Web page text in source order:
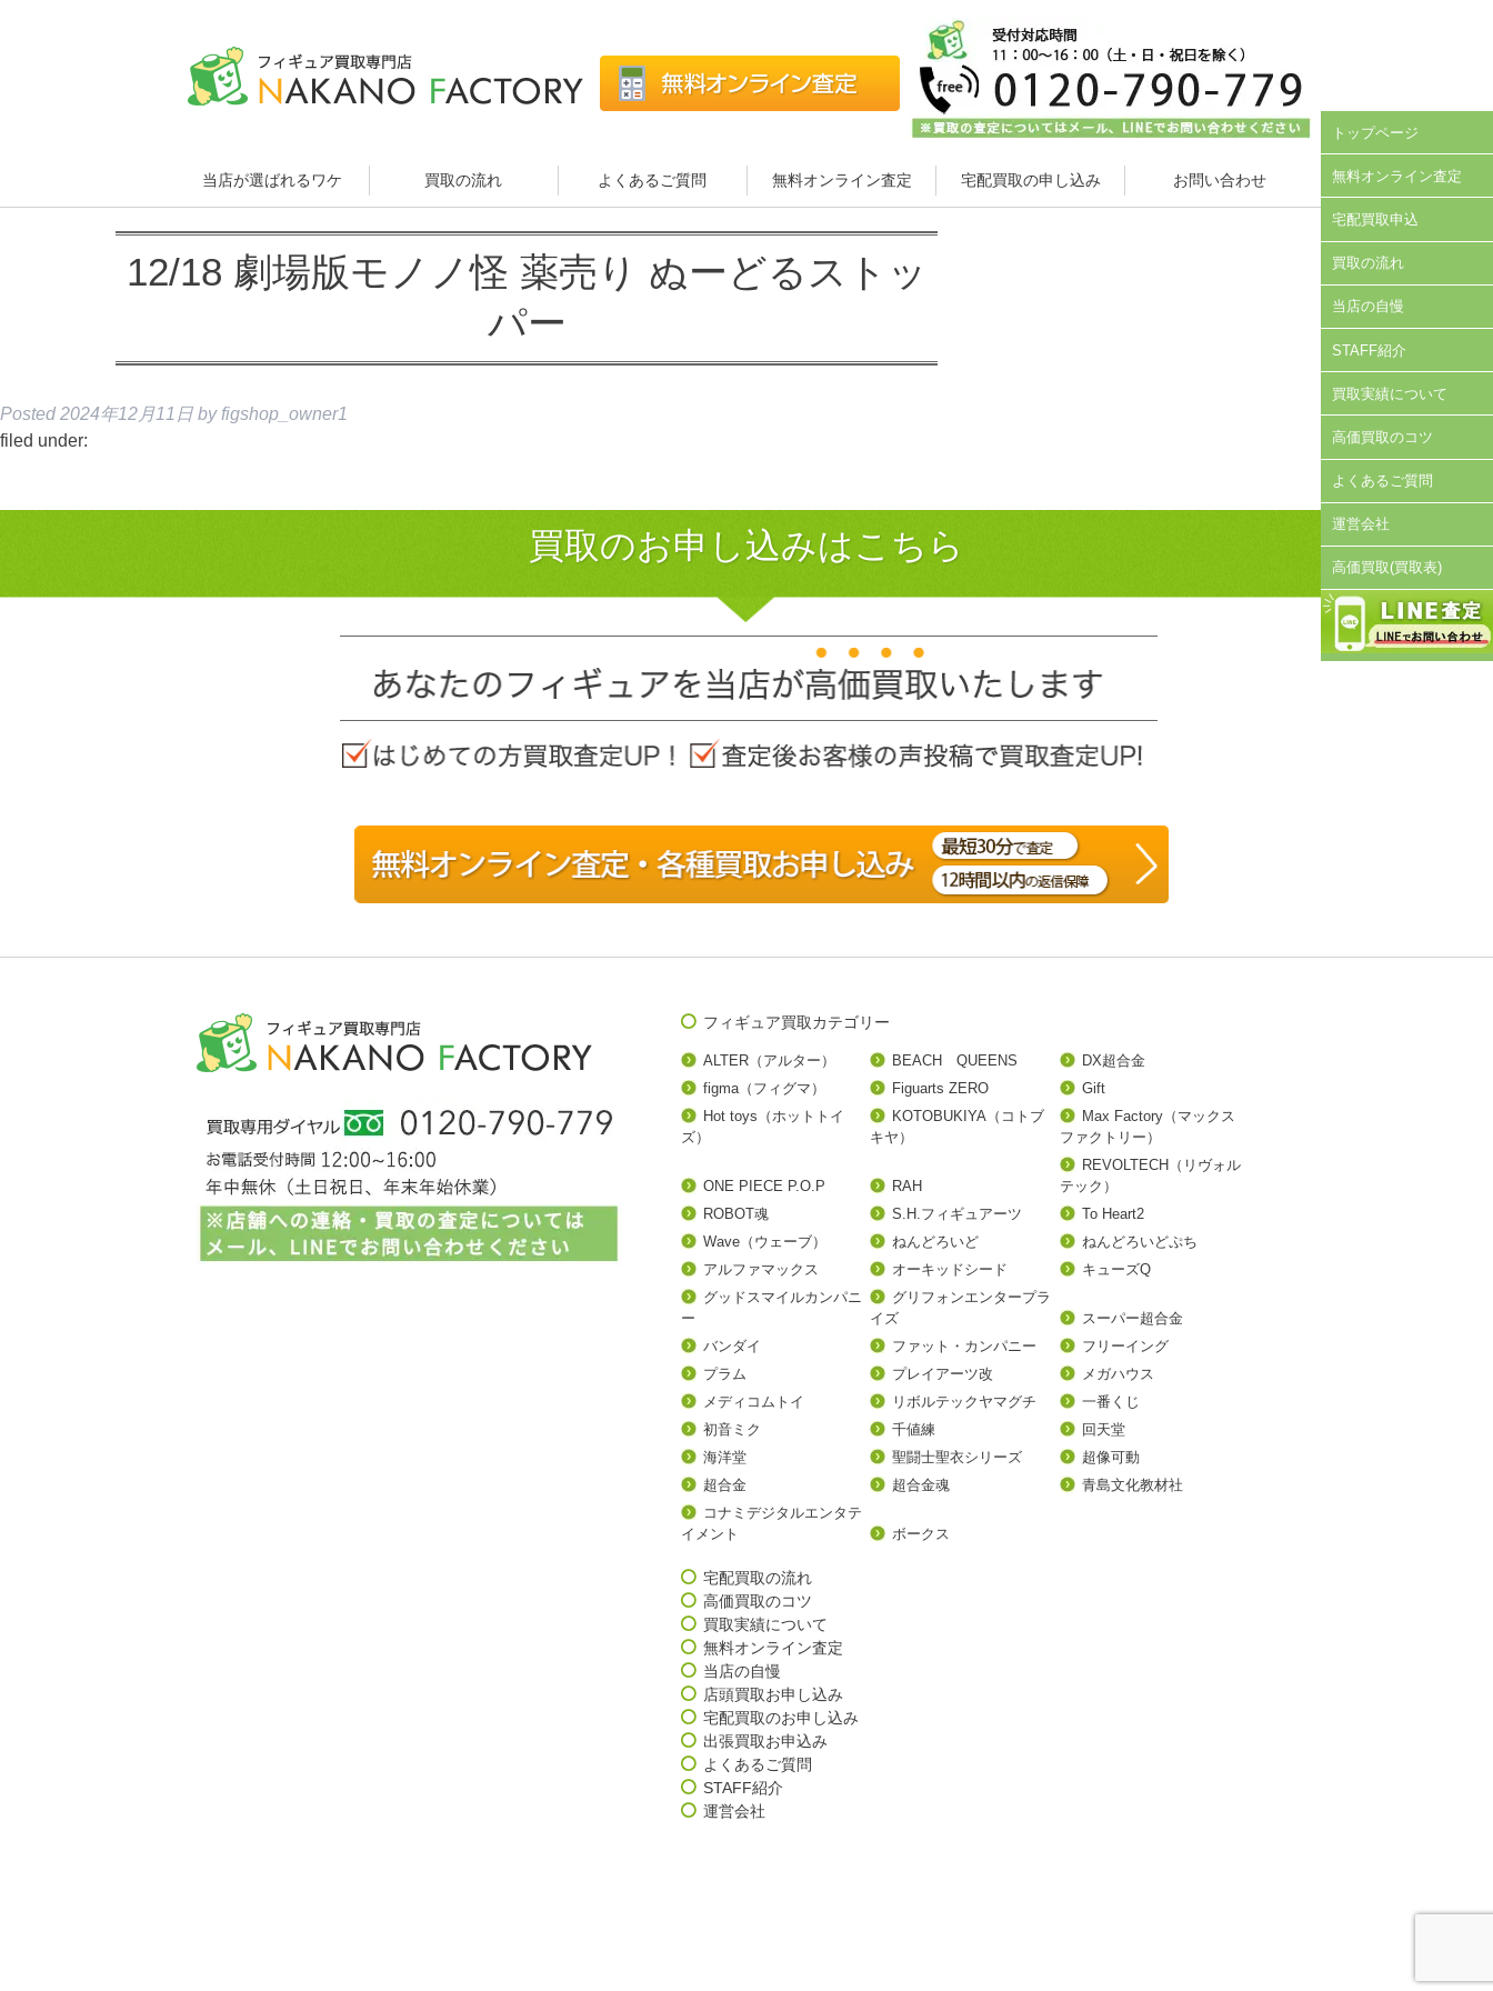
当店が選ばれるワケ 買取の流れ よくあるご質問 無料オンライン査定 宅配買取の申し込み お問い合わせ
12/18 劇場版モノノ怪 薬売り ぬーどるストッ
パー
Posted 2024年12月11日 by figshop_owner1
filed under:
トップページ
無料オンライン査定
宅配買取申込
買取の流れ
当店の自慢
STAFF紹介
買取実績について
高価買取のコツ
よくあるご質問
運営会社
高価買取(買取表)
買取のお申し込みはこちら
フィギュア買取カテゴリー
ALTER（アルター） BEACH QUEENS
DX超合金
figma（フィグマ）
Figuarts ZERO
Gift
Hot toys（ホットトイ
ズ）
KOTOBUKIYA（コトブ
キヤ）
Max Factory（マックス
ファクトリー）
ONE PIECE P.O.P RAH
REVOLTECH（リヴォル
テック）
ROBOT魂
S.H.フィギュアーツ
To Heart2
Wave（ウェーブ）
ねんどろいど
ねんどろいどぷち
アルファマックス
オーキッドシード
キューズQ
グッドスマイルカンパニ
ー
グリフォンエンタープラ
イズ
スーパー超合金
バンダイ
ファット・カンパニー
フリーイング
プラム
プレイアーツ改
メガハウス
メディコムトイ
リボルテックヤマグチ
一番くじ
初音ミク
千値練
回天堂
海洋堂
聖闘士聖衣シリーズ
超像可動
超合金
超合金魂
青島文化教材社
コナミデジタルエンタテ
イメント
ボークス
宅配買取の流れ
高価買取のコツ
買取実績について
無料オンライン査定
当店の自慢
店頭買取お申し込み
宅配買取のお申し込み
出張買取お申込み
よくあるご質問
STAFF紹介
運営会社